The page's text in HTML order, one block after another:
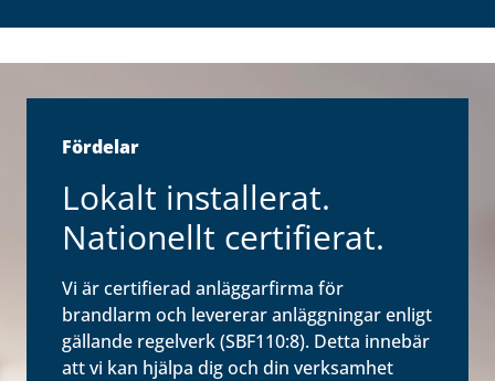
Fördelar
Lokalt installerat.
Nationellt certifierat.
Vi är certifierad anläggarfirma för
brandlarm och levererar anläggningar enligt
gällande regelverk (SBF110:8). Detta innebär
att vi kan hjälpa dig och din verksamhet